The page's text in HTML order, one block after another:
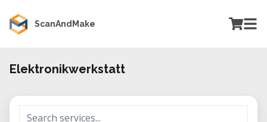
ScanAndMake
Elektronikwerkstatt